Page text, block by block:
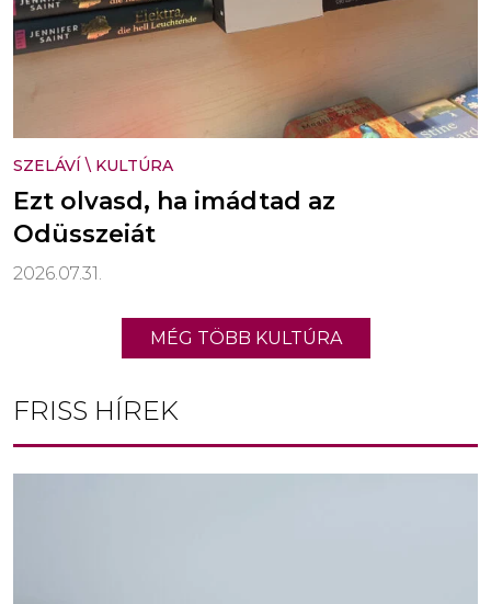
SZELÁVÍ \ KULTÚRA
Ezt olvasd, ha imádtad az
Odüsszeiát
2026.07.31.
MÉG TÖBB KULTÚRA
FRISS HÍREK